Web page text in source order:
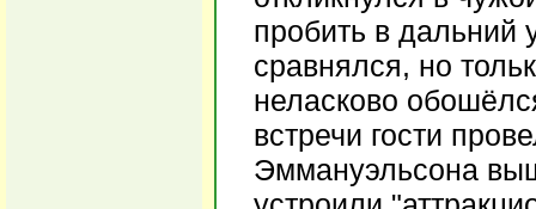
пробить в дальний
сравнялся, но
неласково
встречи гости
Эммануэльсона